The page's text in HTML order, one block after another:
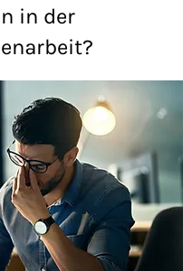
in der